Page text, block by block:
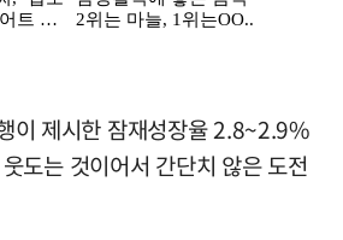
이 제시한 잠재성장율 2.8~2.9%
도는 것이어서 간단치 않은 도전